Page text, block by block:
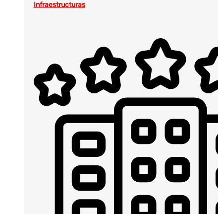
Infraestructuras